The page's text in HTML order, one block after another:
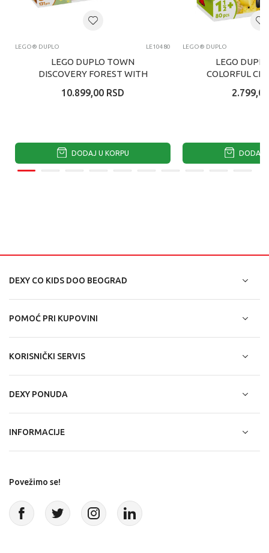
LEGO® DUPLO LE10480
LEGO DUPLO TOWN
DISCOVERY FOREST WITH
10.899,00 RSD
DODAJ U KORPU
LEGO® DUPLO
LEGO
COLORFUL
2.799,00
DODAJ
DEXY CO KIDS DOO BEOGRAD
POMOĆ PRI KUPOVINI
KORISNIČKI SERVIS
DEXY PONUDA
INFORMACIJE
Povežimo se!